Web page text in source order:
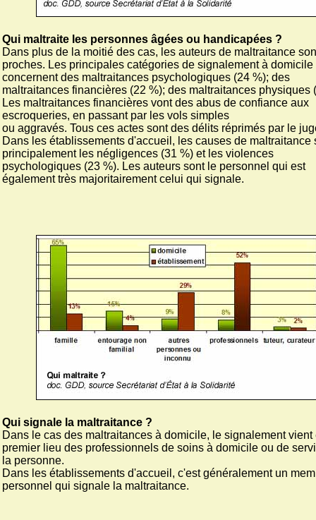
Qui maltraite les personnes âgées ou handicapées ?
Dans plus de la moitié des cas, les auteurs de maltraitance
proches. Les principales catégories de signalement à domicile
concernent des maltraitances psychologiques (24 %); des
maltraitances financières (22 %); des maltraitances physiques
Les maltraitances financières vont des abus de confiance aux
escroqueries, en passant par les vols simples
ou aggravés. Tous ces actes sont des délits réprimés par le
Dans les établissements d'accueil, les causes de maltraitance
principalement les négligences (31 %) et les violences
psychologiques (23 %). Les auteurs sont le personnel qui est
également très majoritairement celui qui signale.
Qui signale la maltraitance ?
Dans le cas des maltraitances à domicile, le signalement vient
premier lieu des professionnels de soins à domicile ou de
la personne.
Dans les établissements d'accueil, c'est généralement un
personnel qui signale la maltraitance.